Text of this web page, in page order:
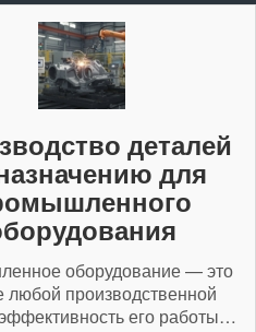
деталей
для
оборудование — это
любой производственной
его работы…